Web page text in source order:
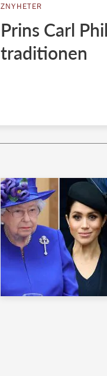
ZNYHETER
Prins Carl
traditionen